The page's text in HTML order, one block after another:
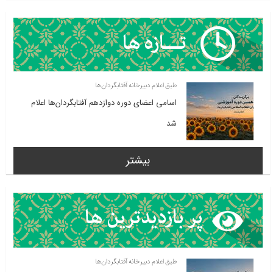
طبق اعلام دبیرخانه آفتابگردان‌ها
اسامی اعضای دوره دوازدهم آفتابگردان‌ها اعلام
شد
بیشتر
طبق اعلام دبیرخانه آفتابگردان‌ها